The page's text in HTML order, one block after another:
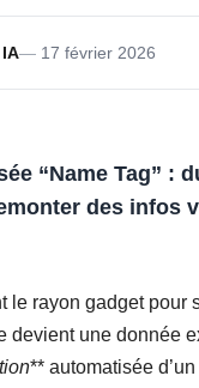
17 février 2026
IA
“Name Tag” :
des infos
rayon gadget pour
devient une donnée
** automatisée